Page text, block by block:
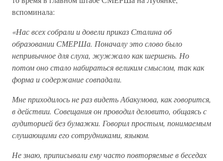
вспоминала:
«Нас всех собрали и довели приказ Сталина об
образовании СМЕРШа. Поначалу это слово было
непривычное для слуха, жужжало как шершень. Но
потом оно стало набираться великим смыслом, так как
форма и содержание совпадали.
Мне приходилось не раз видеть Абакумова, как говорится,
в действии. Совещания он проводил деловито, общаясь с
аудиторией без бумажки. Говорил простым, понимаемым
слушающими его сотрудниками, языком.
Не знаю, приписывали ему часто повторяемые в беседах